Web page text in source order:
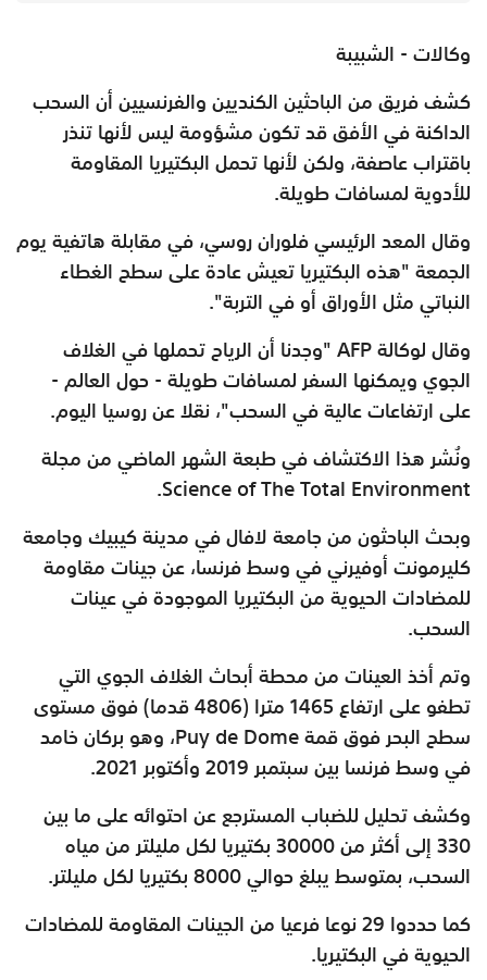
وكالات - الشبيبة
كشف فريق من الباحثين الكنديين والفرنسيين أن السحب
الداكنة في الأفق قد تكون مشؤومة ليس لأنها تنذر
باقتراب عاصفة، ولكن لأنها تحمل البكتيريا المقاومة
للأدوية لمسافات طويلة.
وقال المعد الرئيسي فلوران روسي، في مقابلة هاتفية يوم
الجمعة "هذه البكتيريا تعيش عادة على سطح الغطاء
النباتي مثل الأوراق أو في التربة".
وقال لوكالة AFP "وجدنا أن الرياح تحملها في الغلاف
الجوي ويمكنها السفر لمسافات طويلة - حول العالم -
على ارتفاعات عالية في السحب"، نقلا عن روسيا اليوم.
ونُشر هذا الاكتشاف في طبعة الشهر الماضي من مجلة
Science of The Total Environment.
وبحث الباحثون من جامعة لافال في مدينة كيبيك وجامعة
كليرمونت أوفيرني في وسط فرنسا، عن جينات مقاومة
للمضادات الحيوية من البكتيريا الموجودة في عينات
السحب.
وتم أخذ العينات من محطة أبحاث الغلاف الجوي التي
تطفو على ارتفاع 1465 مترا (4806 قدما) فوق مستوى
سطح البحر فوق قمة Puy de Dome، وهو بركان خامد
في وسط فرنسا بين سبتمبر 2019 وأكتوبر 2021.
وكشف تحليل للضباب المسترجع عن احتوائه على ما بين
330 إلى أكثر من 30000 بكتيريا لكل مليلتر من مياه
السحب، بمتوسط يبلغ حوالي 8000 بكتيريا لكل مليلتر.
كما حددوا 29 نوعا فرعيا من الجينات المقاومة للمضادات
الحيوية في البكتيريا.